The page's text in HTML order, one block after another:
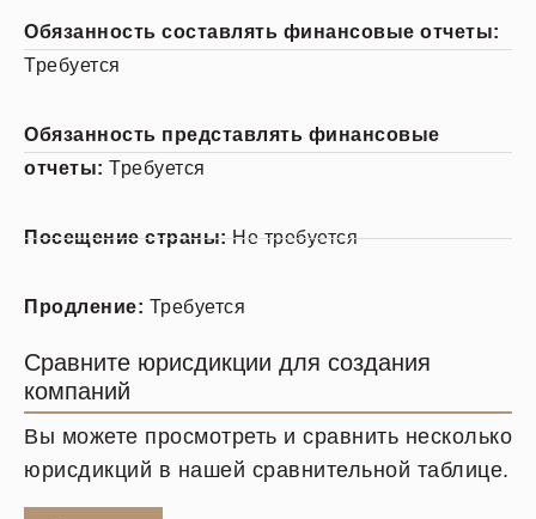
Обязанность составлять финансовые отчеты:
Требуется
Обязанность представлять финансовые
отчеты: Требуется
Посещение страны:Не требуется
Продление: Требуется
Сравните юрисдикции для создания
компаний
Вы можете просмотреть и сравнить несколько
юрисдикций в нашей сравнительной таблице.